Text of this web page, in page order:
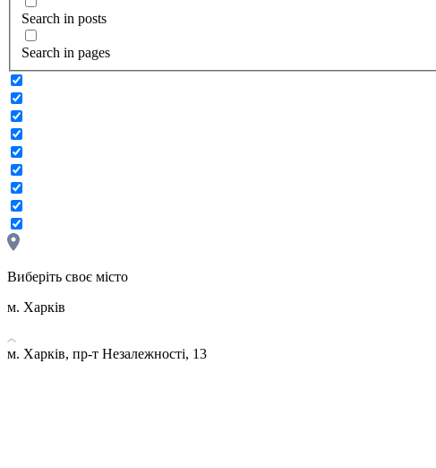
Search in posts
Search in pages
Виберіть своє місто
м. Харків
м. Харків, пр-т Незалежності, 13